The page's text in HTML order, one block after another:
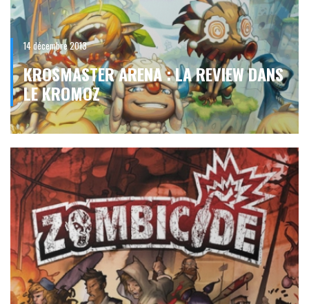
14 décembre 2013
KROSMASTER ARENA : LA REVIEW DANS
LE KROMOZ